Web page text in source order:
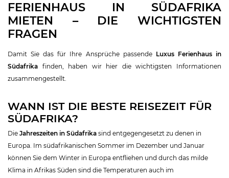
FERIENHAUS IN SÜDAFRIKA
MIETEN – DIE WICHTIGSTEN
FRAGEN
Damit Sie das für Ihre Ansprüche passende Luxus Ferienhaus in
Südafrika finden, haben wir hier die wichtigsten Informationen
zusammengestellt.
WANN IST DIE BESTE REISEZEIT FÜR
SÜDAFRIKA?
Die Jahreszeiten in Südafrika sind entgegengesetzt zu denen in
Europa. Im südafrikanischen Sommer im Dezember und Januar
können Sie dem Winter in Europa entfliehen und durch das milde
Klima in Afrikas Süden sind die Temperaturen auch im